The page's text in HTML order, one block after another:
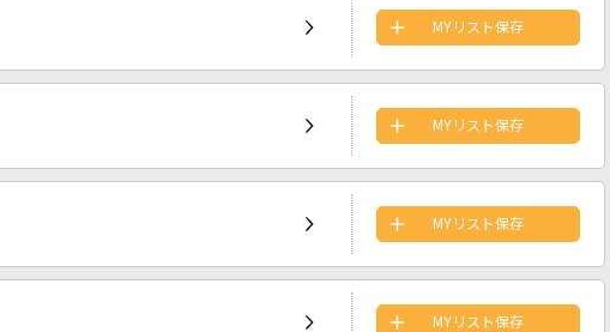
MYリスト保存
MYリスト保存
MYリスト保存
MYリスト保存